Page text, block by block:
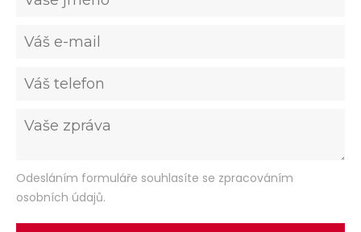
Odesláním formuláře souhlasíte se zpracováním
osobních údajů.